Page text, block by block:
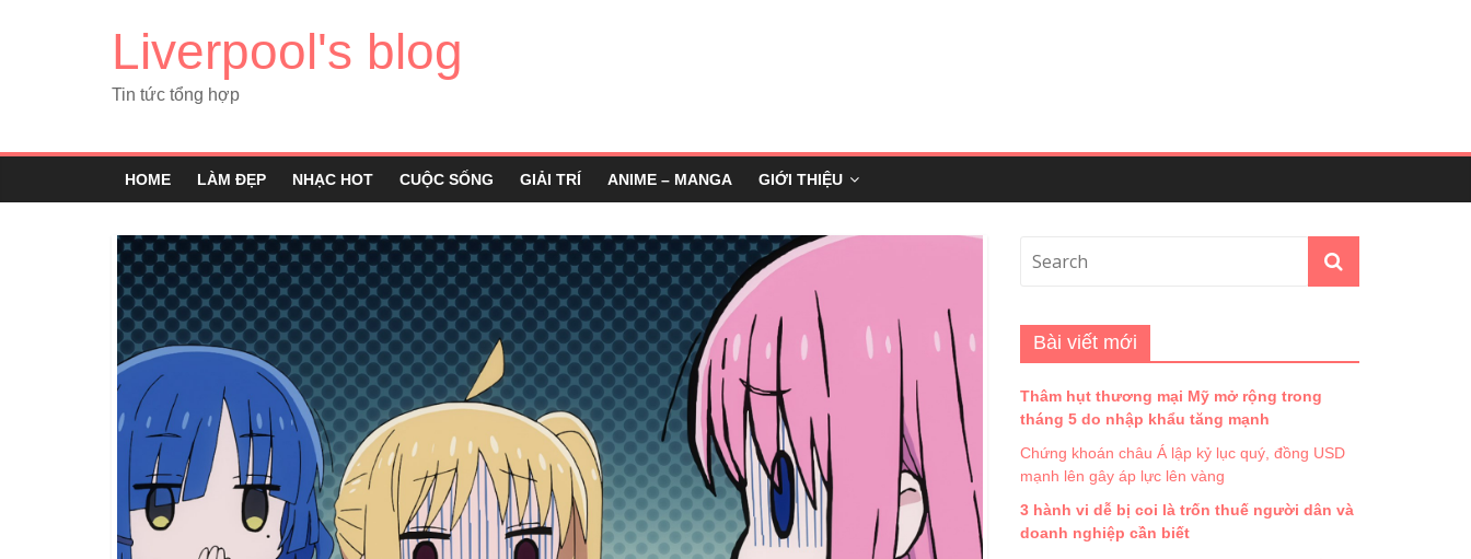
Liverpool's blog
Tin tức tổng hợp
HOME LÀM ĐẸP NHẠC HOT CUỘC SỐNG GIẢI TRÍ ANIME – MANGA GIỚI THIỆU
Bài viết mới
Thâm hụt thương mại Mỹ mở rộng trong
tháng 5 do nhập khẩu tăng mạnh
Chứng khoán châu Á lập kỷ lục quý, đồng USD
mạnh lên gây áp lực lên vàng
3 hành vi dễ bị coi là trốn thuế người dân và
doanh nghiệp cần biết